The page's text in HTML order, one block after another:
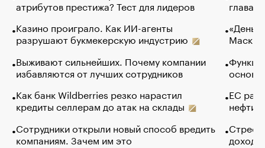
атрибутов престижа? Тест для лидеров
Казино проиграло. Как ИИ-агенты
разрушают букмекерскую индустрию
Выживают сильнейших. Почему компании
избавляются от лучших сотрудников
Как банк Wildberries резко нарастил
кредиты селлерам до атак на склады
Сотрудники открыли новый способ вредить
компаниям. Зачем им это
глава
Маск в
основ
ЕС
нефти